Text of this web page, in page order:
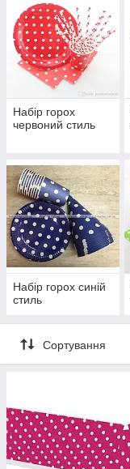
Набір горох
червоний стиль
Набір горох синій
стиль
Сортування